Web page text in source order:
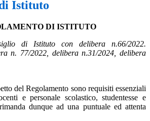
Istituto
DI ISTITUTO
di Istituto con delibera n.66/2022.
n. 77/2022, delibera n.31/2024, delibera
del Regolamento sono requisiti essenziali
e personale scolastico, studentesse e
dunque ad una puntuale ed attenta